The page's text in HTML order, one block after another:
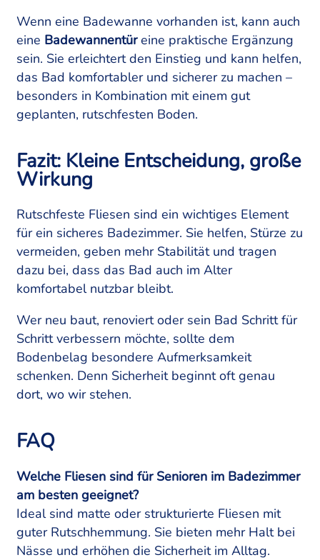
Wenn eine Badewanne vorhanden ist, kann auch
eine Badewannentüreine praktische Ergänzung
sein. Sie erleichtert den Einstieg und kann helfen,
das Bad komfortabler und sicherer zu machen –
besonders in Kombination mit einem gut
geplanten, rutschfesten Boden.
Fazit: Kleine Entscheidung, große
Wirkung
Rutschfeste Fliesen sind ein wichtiges Element
für ein sicheres Badezimmer. Sie helfen, Stürze zu
vermeiden, geben mehr Stabilität und tragen
dazu bei, dass das Bad auch im Alter
komfortabel nutzbar bleibt.
Wer neu baut, renoviert oder sein Bad Schritt für
Schritt verbessern möchte, sollte dem
Bodenbelag besondere Aufmerksamkeit
schenken. Denn Sicherheit beginnt oft genau
dort, wo wir stehen.
FAQ
Welche Fliesen sind für Senioren im Badezimmer
am besten geeignet?
Ideal sind matte oder strukturierte Fliesen mit
guter Rutschhemmung. Sie bieten mehr Halt bei
Nässe und erhöhen die Sicherheit im Alltag.